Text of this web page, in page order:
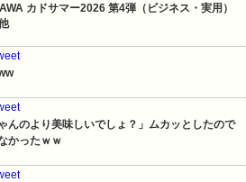
カドサマー2026 第4弾（ビジネス・実用）
んのより美味しいでしょ？」ムカッとしたので
かったｗｗ